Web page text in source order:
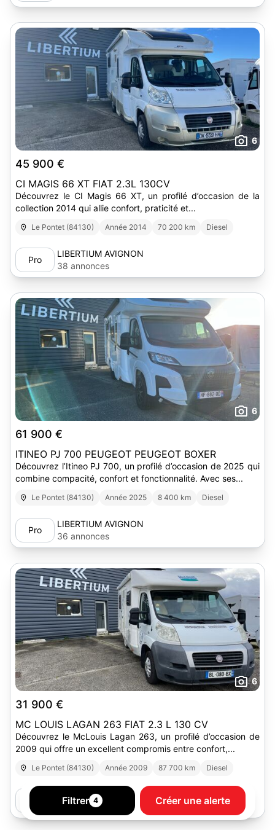
6
45 900 €
CI MAGIS 66 XT FIAT 2.3L 130CV
Découvrez le CI Magis 66 XT, un profilé d’occasion de la
collection 2014 qui allie confort, praticité et...
Le Pontet (84130) Année 2014 70 200 km Diesel
Pro
LIBERTIUM AVIGNON
38 annonces
6
61 900 €
ITINEO PJ 700 PEUGEOT PEUGEOT BOXER
Découvrez l’Itineo PJ 700, un profilé d’occasion de 2025 qui
combine compacité, confort et fonctionnalité. Avec ses...
Le Pontet (84130) Année 2025 8 400 km Diesel
Pro
LIBERTIUM AVIGNON
36 annonces
6
31 900 €
MC LOUIS LAGAN 263 FIAT 2.3 L 130 CV
Découvrez le McLouis Lagan 263, un profilé d’occasion de
2009 qui offre un excellent compromis entre confort,...
Le Pontet (84130) Année 2009 87 700 km Diesel
LIBERTIUM AVIGNON
38 annonces
Filtrer 4 Créer une alerte